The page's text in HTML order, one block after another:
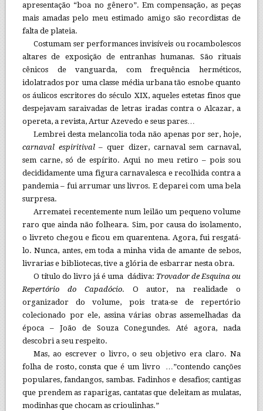
apresentação “boa no gênero”. Em compensação, as peças
mais amadas pelo meu estimado amigo são recordistas de
falta de plateia.
Costumam ser performances invisíveis ou rocambolescos
altares de exposição de entranhas humanas. São rituais
cênicos de vanguarda, com frequência herméticos,
idolatrados por uma classe média urbana tão esnobe quanto
os áulicos escritores do século XIX, aqueles estetas finos que
despejavam saraivadas de letras iradas contra o Alcazar, a
opereta, a revista, Artur Azevedo e seus pares…
Lembrei desta melancolia toda não apenas por ser, hoje,
carnaval espiritival– quer dizer, carnaval sem carnaval,
sem carne, só de espírito. Aqui no meu retiro – pois sou
decididamente uma figura carnavalesca e recolhida contra a
pandemia – fui arrumar uns livros. E deparei com uma bela
surpresa.
Arrematei recentemente num leilão um pequeno volume
raro que ainda não folheara. Sim, por causa do isolamento,
o livreto chegou e ficou em quarentena. Agora, fui resgatá-
lo. Nunca, antes, em toda a minha vida de amante de sebos,
livrarias e bibliotecas, tive a glória de esbarrar nesta obra.
O título do livro já é uma dádiva: Trovador de Esquina ou
Repertório do Capadócio. O autor, na realidade o
organizador do volume, pois trata-se de repertório
colecionado por ele, assina várias obras assemelhadas da
época – João de Souza Conegundes. Até agora, nada
descobri a seu respeito.
Mas, ao escrever o livro, o seu objetivo era claro. Na
folha de rosto, consta que é um livro …”contendo canções
populares, fandangos, sambas. Fadinhos e desafios; cantigas
que prendem as raparigas, cantatas que deleitam as mulatas,
modinhas que chocam as crioulinhas.”